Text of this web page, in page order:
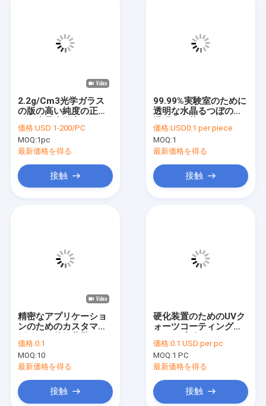
ビデオ
工場 ツアー
品質管理
連絡 ください
2.2g/Cm3光学ガラス
の版の高い純度の正方
価格:USD 1-200/PC
MOQ:1pc
最新価格を得る
接触
99.99%実験室のために
透明な水晶るつぼの不
価格:USD0.1 per piece
MOQ:1
最新価格を得る
接触
精密なアプリケーショ
ンのためのカスタマイ
ーツ毛細管
価格:0.1
MOQ:10
最新価格を得る
接触
硬化装置のためのUVク
ォーツコーティングプ
イズ可能
価格:0.1 USD per pc
MOQ:1 PC
最新価格を得る
接触